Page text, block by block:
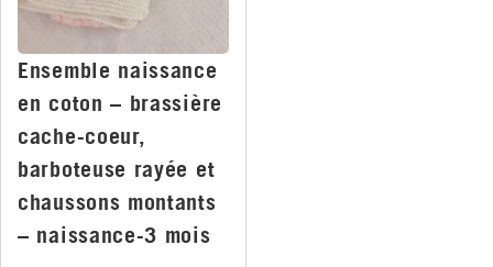
Ensemble naissance
en coton – brassière
cache-coeur,
barboteuse rayée et
chaussons montants
– naissance-3 mois